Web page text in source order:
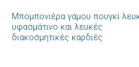
Μπομπονιέρα γάμου πουγκί
υφασμάτινο και λευκές
διακοσμητικές καρδιές